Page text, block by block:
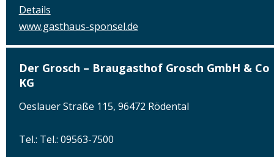
Details
www.gasthaus-sponsel.de
Der Grosch – Braugasthof Grosch GmbH & Co
KG
Oeslauer Straße 115, 96472 Rödental
Tel.: Tel.: 09563-7500